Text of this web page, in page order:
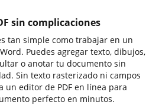
sin complicaciones
tan simple como trabajar en un
Puedes agregar texto, dibujos,
o anotar tu documento sin
Sin texto rasterizado ni campos
un editor de PDF en línea para
perfecto en minutos.